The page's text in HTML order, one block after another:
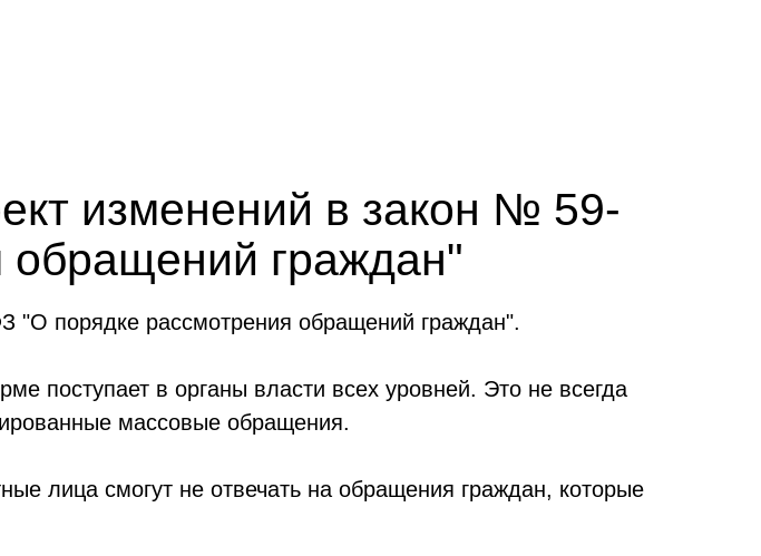
изменений в закон № 59-
граждан"
"О порядке рассмотрения обращений граждан".
поступает в органы власти всех уровней. Это не всегда
массовые обращения.
лица смогут не отвечать на обращения граждан, которые